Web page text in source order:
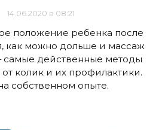
14.06.2020 в 08:21
положение ребенка после
как можно дольше и массаж
действенные методы
колик и их профилактики.
собственном опыте.